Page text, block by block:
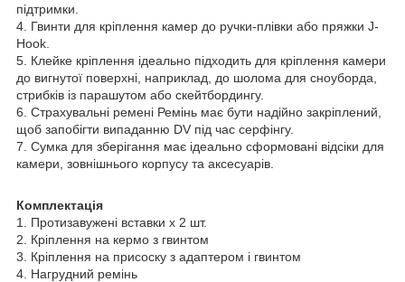
підтримки.
4. Гвинти для кріплення камер до ручки-плівки або пряжки J-
Hook.
5. Клейке кріплення ідеально підходить для кріплення камери
до вигнутої поверхні, наприклад, до шолома для сноуборда,
стрибків із парашутом або скейтбордингу.
6. Страхувальні ремені Ремінь має бути надійно закріплений,
щоб запобігти випаданню DV під час серфінгу.
7. Сумка для зберігання має ідеально сформовані відсіки для
камери, зовнішнього корпусу та аксесуарів.
Комплектація
1. Протизавужені вставки x 2 шт.
2. Кріплення на кермо з гвинтом
3. Кріплення на присоску з адаптером і гвинтом
4. Нагрудний ремінь